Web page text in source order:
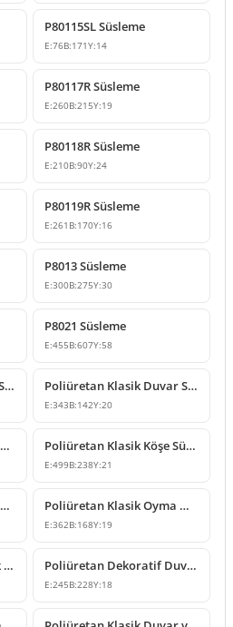
P80115SL Süsleme
E:76B:171Y:14
P80117R Süsleme
E:260B:215Y:19
P80118R Süsleme
E:210B:90Y:24
P80119R Süsleme
E:261 B:170Y:16
P8013 Süsleme
E:300B:275Y:30
P8021 Süsleme
E:455B:607Y:58
Poliüretan Klasik Duvar Süsleme ve Motif Modelleri Poliüretan Klasik Duvar Süsleme ve Motif Modeli
E:343B:142Y:20
Poliüretan Klasik Motifli Duvar ve Mobilya Süsleme Poliüretan Klasik Köşe Süsleme ve Desenli Motif Modeli
E:499B:238Y:21
Poliüretan Klasik Motifli Köşe Süsü ve Duvar Dekoru Poliüretan Klasik Oyma Mobilya ve Duvar Süsleme Modeli
E:362B:168Y:19
Poliüretan Klasik Yaprak Motifli Süsleme Modeli Poliüretan Dekoratif Duvar ve Mobilya Süsleme Modeli
E:245B:228Y:18